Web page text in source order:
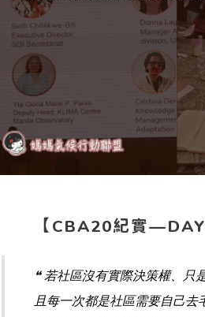
【CBA20紀實
❝ 若社區沒有實際決策權、只
且每一次都是社區需要自己去